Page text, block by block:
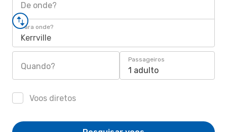
De onde?
Para onde?
Kerrville
Quando?
Passageiros
1 adulto
Voos diretos